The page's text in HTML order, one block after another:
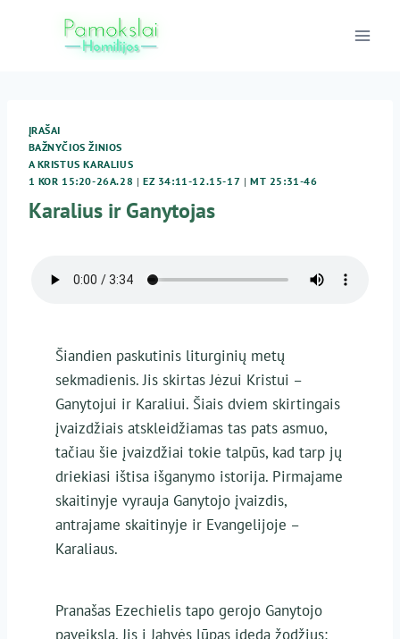
ĮRAŠAI
BAŽNYČIOS ŽINIOS
A KRISTUS KARALIUS
1 KOR 15:20-26A.28 |EZ 34:11-12.15-17 | MT 25:31-46
Karalius ir Ganytojas
Šiandien paskutinis liturginių metų
sekmadienis. Jis skirtas Jėzui Kristui –
Ganytojui ir Karaliui. Šiais dviem skirtingais
įvaizdžiais atskleidžiamas tas pats asmuo,
tačiau šie įvaizdžiai tokie talpūs, kad tarp jų
driekiasi ištisa išganymo istorija. Pirmajame
skaitinyje vyrauja Ganytojo įvaizdis,
antrajame skaitinyje ir Evangelijoje –
Karaliaus.
Pranašas Ezechielis tapo gerojo Ganytojo
paveikslą. Jis į Jahvės lūpas įdeda žodžius: